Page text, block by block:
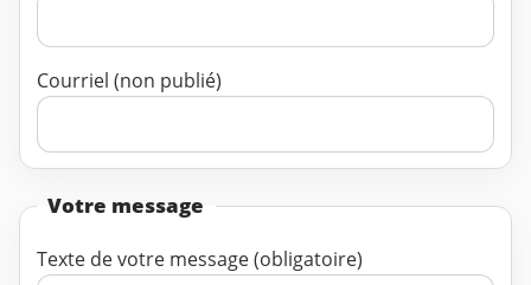
Courriel (non publié)
Votre message
Texte de votre message (obligatoire)